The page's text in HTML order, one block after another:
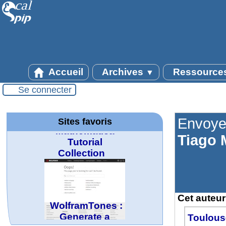
Accueil Archives ▼
Se connecter
Tiago
Cet
Sites favoris
Wolfram
Mathematica
Tutorial
Collection
WolframTones :
Generate a
Composition